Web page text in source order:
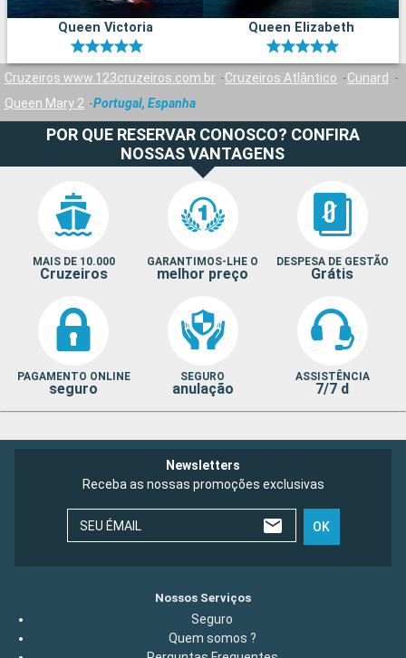
Queen Victoria Queen Elizabeth
Cruzeiros www.123cruzeiros.com.br Cruzeiros Atlântico
Cunard
Queen Mary 2
Portugal, Espanha
POR QUE RESERVAR CONOSCO? CONFIRA
NOSSAS VANTAGENS
MAIS DE 10.000
Cruzeiros
GARANTIMOS-LHE O
melhor preço
DESPESA DE GESTÃO
Grátis
PAGAMENTO ONLINE
seguro
SEGURO
anulação
ASSISTÊNCIA
7/7 d
Newsletters
Receba as nossas promoções exclusivas
SEU ÉMAIL OK
Nossos Serviços
Seguro
Quem somos ?